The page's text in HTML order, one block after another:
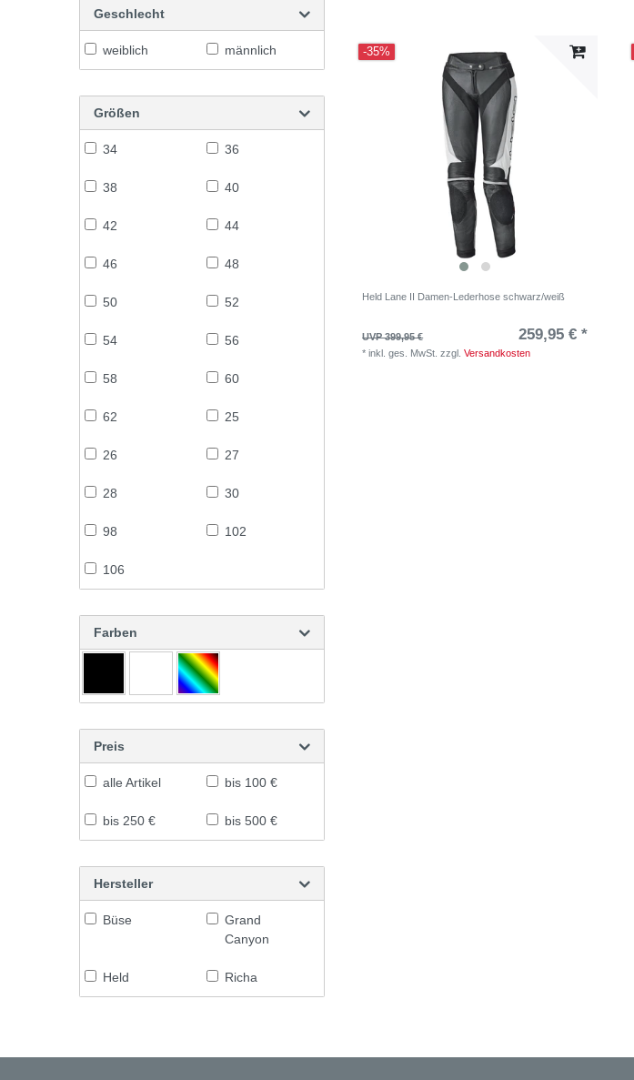
Geschlecht
weiblich männlich
Größen
34 36
38 40
42 44
46 48
50 52
54 56
58 60
62 25
26 27
28 30
98 102
106
Farben
Preis
alle Artikel bis 100 €
bis 250 € bis 500 €
Hersteller
Büse
Grand
Canyon
Held Richa
-35%
Held Lane II Damen-Lederhose schwarz/weiß
UVP 399,95 € 259,95 € *
*inkl. ges. MwSt. zzgl.Versandkosten